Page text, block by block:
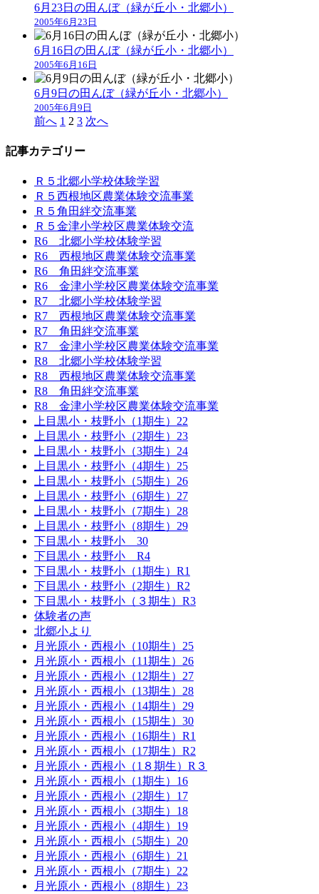
6月23日の田んぼ（緑が丘小・北郷小）
2005年6月23日
6月16日の田んぼ（緑が丘小・北郷小）
2005年6月16日
6月9日の田んぼ（緑が丘小・北郷小）
2005年6月9日
前へ 1 2 3 次へ
記事カテゴリー
Ｒ５北郷小学校体験学習
Ｒ５西根地区農業体験交流事業
Ｒ５角田絆交流事業
Ｒ５金津小学校区農業体験交流
R6 北郷小学校体験学習
R6 西根地区農業体験交流事業
R6 角田絆交流事業
R6 金津小学校区農業体験交流事業
R7 北郷小学校体験学習
R7 西根地区農業体験交流事業
R7 角田絆交流事業
R7 金津小学校区農業体験交流事業
R8 北郷小学校体験学習
R8 西根地区農業体験交流事業
R8 角田絆交流事業
R8 金津小学校区農業体験交流事業
上目黒小・枝野小（1期生）22
上目黒小・枝野小（2期生）23
上目黒小・枝野小（3期生）24
上目黒小・枝野小（4期生）25
上目黒小・枝野小（5期生）26
上目黒小・枝野小（6期生）27
上目黒小・枝野小（7期生）28
上目黒小・枝野小（8期生）29
下目黒小・枝野小 30
下目黒小・枝野小 R4
下目黒小・枝野小（1期生）R1
下目黒小・枝野小（2期生）R2
下目黒小・枝野小（３期生）R3
体験者の声
北郷小より
月光原小・西根小（10期生）25
月光原小・西根小（11期生）26
月光原小・西根小（12期生）27
月光原小・西根小（13期生）28
月光原小・西根小（14期生）29
月光原小・西根小（15期生）30
月光原小・西根小（16期生）R1
月光原小・西根小（17期生）R2
月光原小・西根小（1８期生）R３
月光原小・西根小（1期生）16
月光原小・西根小（2期生）17
月光原小・西根小（3期生）18
月光原小・西根小（4期生）19
月光原小・西根小（5期生）20
月光原小・西根小（6期生）21
月光原小・西根小（7期生）22
月光原小・西根小（8期生）23